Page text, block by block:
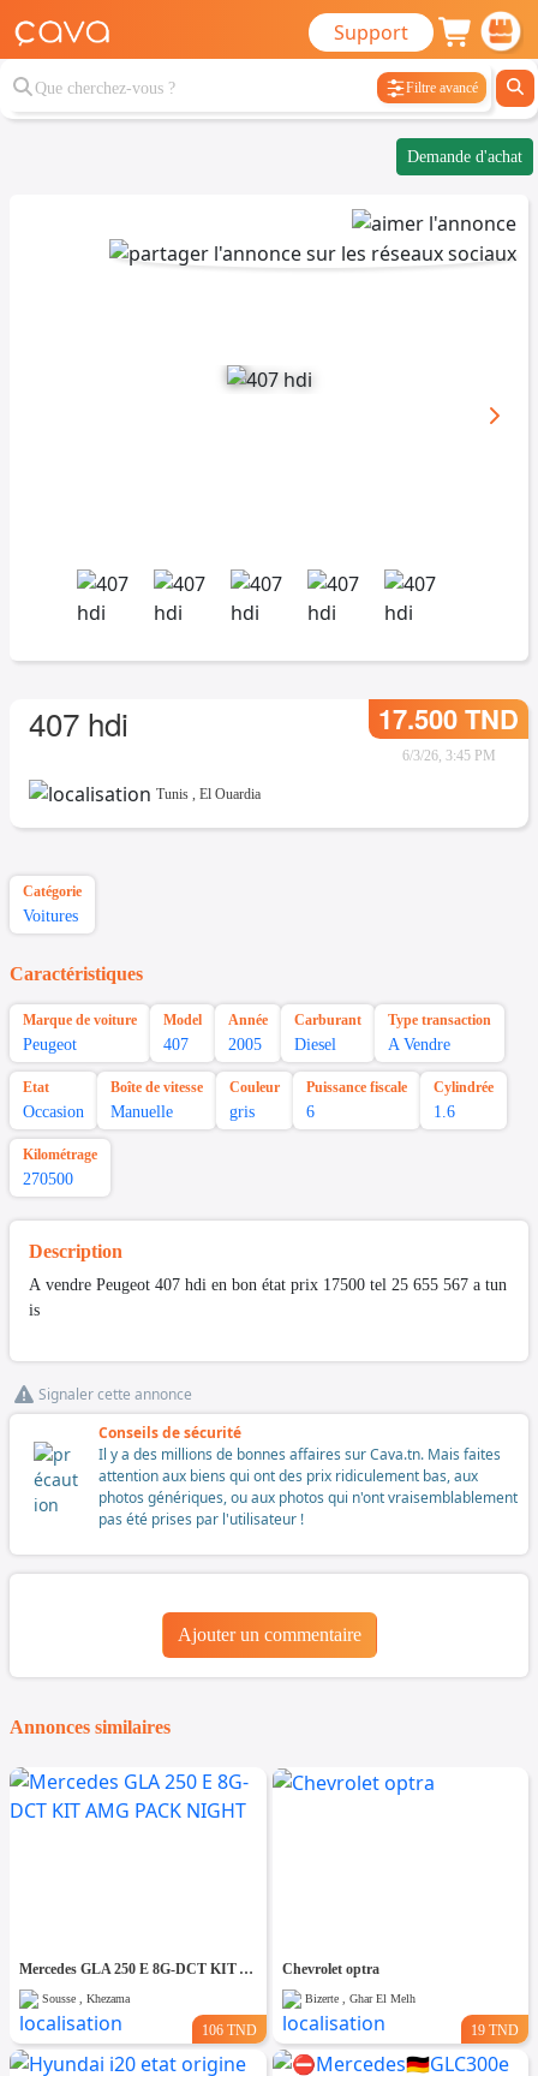
Support
Filtre avancé
Demande d'achat
407 hdi 17.500 TND
6/3/26, 3:45 PM
Tunis , El Ouardia
Catégorie
Voitures
Caractéristiques
Marque de voiture
Peugeot
Model
407
Année
2005
Carburant
Diesel
Type transaction
A Vendre
Etat
Occasion
Boîte de vitesse
Manuelle
Couleur
gris
Puissance fiscale
6
Cylindrée
1.6
Kilométrage
270500
Description
A vendre Peugeot 407 hdi en bon état prix 17500 tel 25 655 567 a tun
is
Signaler cette annonce
Conseils de sécurité
Il y a des millions de bonnes affaires sur Cava.tn. Mais faites
attention aux biens qui ont des prix ridiculement bas, aux
photos génériques, ou aux photos qui n'ont vraisemblablement
pas été prises par l'utilisateur !
Ajouter un commentaire
Annonces similaires
Mercedes GLA 250 E 8G-DCT KIT AMG PACK NIGHT
Sousse , Khezama
106 TND
Chevrolet optra
Bizerte , Ghar El Melh
19 TND